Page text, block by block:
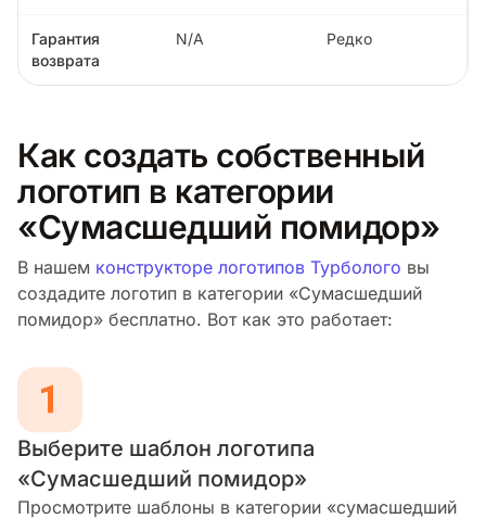
Гарантия
возврата
N/A Редко
Как создать собственный
логотип в категории
«Сумасшедший помидор»
В нашем конструкторе логотипов Турболого вы
создадите логотип в категории «Сумасшедший
помидор» бесплатно. Вот как это работает:
Выберите шаблон логотипа
«Сумасшедший помидор»
Просмотрите шаблоны в категории «сумасшедший